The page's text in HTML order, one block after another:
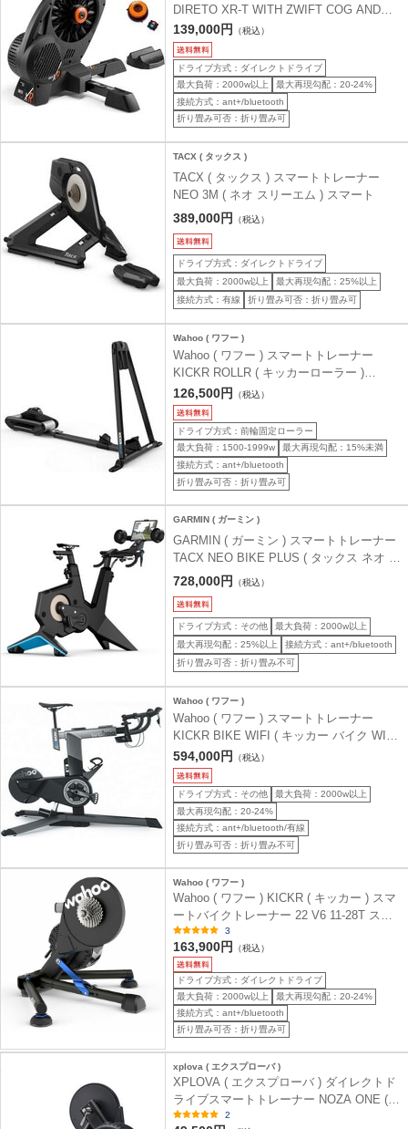
DIRETO XR-T WITH ZWIFT COG AND
CLICK ( ディレート XR T ウィズ ズイフト
コグ アンド クリック )
139,000円 （税込）
ドライブ方式：ダイレクトドライブ
最大負荷：2000w以上
最大再現勾配：20-24%
接続方式：ant+/bluetooth
折り畳み可否：折り畳み可
TACX ( タックス )
TACX ( タックス ) スマートトレーナー
NEO 3M ( ネオ スリーエム ) スマート
389,000円 （税込）
ドライブ方式：ダイレクトドライブ
最大負荷：2000w以上
最大再現勾配：25%以上
接続方式：有線
折り畳み可否：折り畳み可
Wahoo ( ワフー )
Wahoo ( ワフー ) スマートトレーナー
KICKR ROLLR ( キッカーローラー )
WFBKTR9B
126,500円 （税込）
ドライブ方式：前輪固定ローラー
最大負荷：1500-1999w
最大再現勾配：15%未満
接続方式：ant+/bluetooth
折り畳み可否：折り畳み可
GARMIN ( ガーミン )
GARMIN ( ガーミン ) スマートトレーナー
TACX NEO BIKE PLUS ( タックス ネオ バ
イク ブラス )
728,000円 （税込）
ドライブ方式：その他
最大負荷：2000w以上
最大再現勾配：25%以上
接続方式：ant+/bluetooth
折り畳み可否：折り畳み不可
Wahoo ( ワフー )
Wahoo ( ワフー ) スマートトレーナー
KICKR BIKE WIFI ( キッカー バイク WIFI
)594,000円 （税込）
ドライブ方式：その他
最大負荷：2000w以上
最大再現勾配：20-24%
接続方式：ant+/bluetooth/有線
折り畳み可否：折り畳み不可
Wahoo ( ワフー )
Wahoo ( ワフー ) KICKR ( キッカー ) スマ
ートバイクトレーナー 22 V6 11-28T スプ
3
163,900円 （税込）
ドライブ方式：ダイレクトドライブ
最大負荷：2000w以上
最大再現勾配：20-24%
接続方式：ant+/bluetooth
折り畳み可否：折り畳み可
xplova ( エクスプローバ )
XPLOVA ( エクスプローバ ) ダイレクトド
ライブスマートトレーナー NOZA ONE (
ノザ ワン )
2